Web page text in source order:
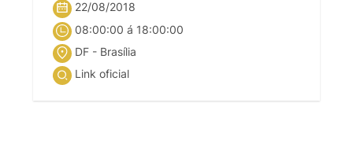
22/08/2018
08:00:00 á 18:00:00
DF - Brasília
Link oficial